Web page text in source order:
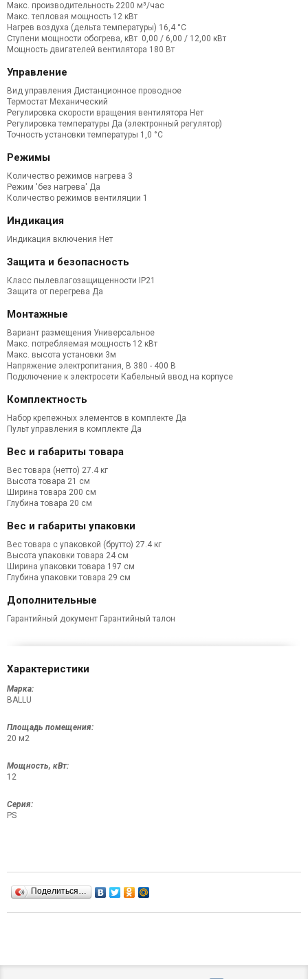
Макс. производительность 2200 м³/час
Макс. тепловая мощность 12 кВт
Нагрев воздуха (дельта температуры) 16,4 °С
Ступени мощности обогрева, кВт 0,00 / 6,00 / 12,00 кВт
Мощность двигателей вентилятора 180 Вт
Управление
Вид управления Дистанционное проводное
Термостат Механический
Регулировка скорости вращения вентилятора Нет
Регулировка температуры Да (электронный регулятор)
Точность установки температуры 1,0 °С
Режимы
Количество режимов нагрева 3
Режим 'без нагрева' Да
Количество режимов вентиляции 1
Индикация
Индикация включения Нет
Защита и безопасность
Класс пылевлагозащищенности IP21
Защита от перегрева Да
Монтажные
Вариант размещения Универсальное
Макс. потребляемая мощность 12 кВт
Макс. высота установки 3м
Напряжение электропитания, В 380 - 400 В
Подключение к электросети Кабельный ввод на корпусе
Комплектность
Набор крепежных элементов в комплекте Да
Пульт управления в комплекте Да
Вес и габариты товара
Вес товара (нетто) 27.4 кг
Высота товара 21 см
Ширина товара 200 см
Глубина товара 20 см
Вес и габариты упаковки
Вес товара с упаковкой (брутто) 27.4 кг
Высота упаковки товара 24 см
Ширина упаковки товара 197 см
Глубина упаковки товара 29 см
Дополнительные
Гарантийный документ Гарантийный талон
Характеристики
Марка:
BALLU
Площадь помещения:
20 м2
Мощность, кВт:
12
Серия:
PS
Поделиться…